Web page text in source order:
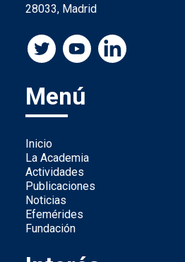
28033, Madrid
Menú
Inicio
La Academia
Actividades
Publicaciones
Noticias
Efemérides
Fundación